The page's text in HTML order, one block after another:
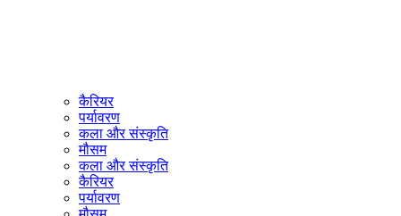
कैरियर
पर्यावरण
कला और संस्कृति
मौसम
कला और संस्कृति
कैरियर
पर्यावरण